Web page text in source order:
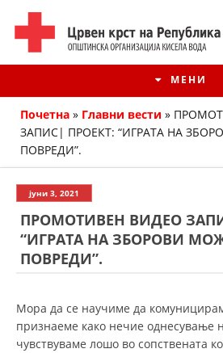
МЕНИ
ИСТОРИЈАТ НА
Почетна » Главни вести »
ЗАПИС| ПРОЕКТ: “ИГРАТА НА
ПОВРЕДИ”.
јуни 3, 2021
ПРОМОТИВЕН ВИДЕО
“ИГРАТА НА ЗБОРОВИ
ПОВРЕДИ”.
Мора да се научиме да
признаеме како нечие однесување
чувствуваме лошо во сопствената